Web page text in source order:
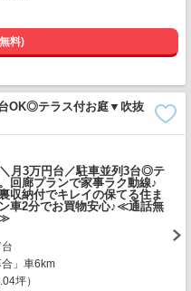
料)
OK◎テラス付お庭▼吹抜
月3万円台／駐車並列3台◎テ
回廊プランで家事ラク動線♪
収納付でキレイの保てる住ま
車2分でお買物安心♪≪通話無
合」車6km
坪）